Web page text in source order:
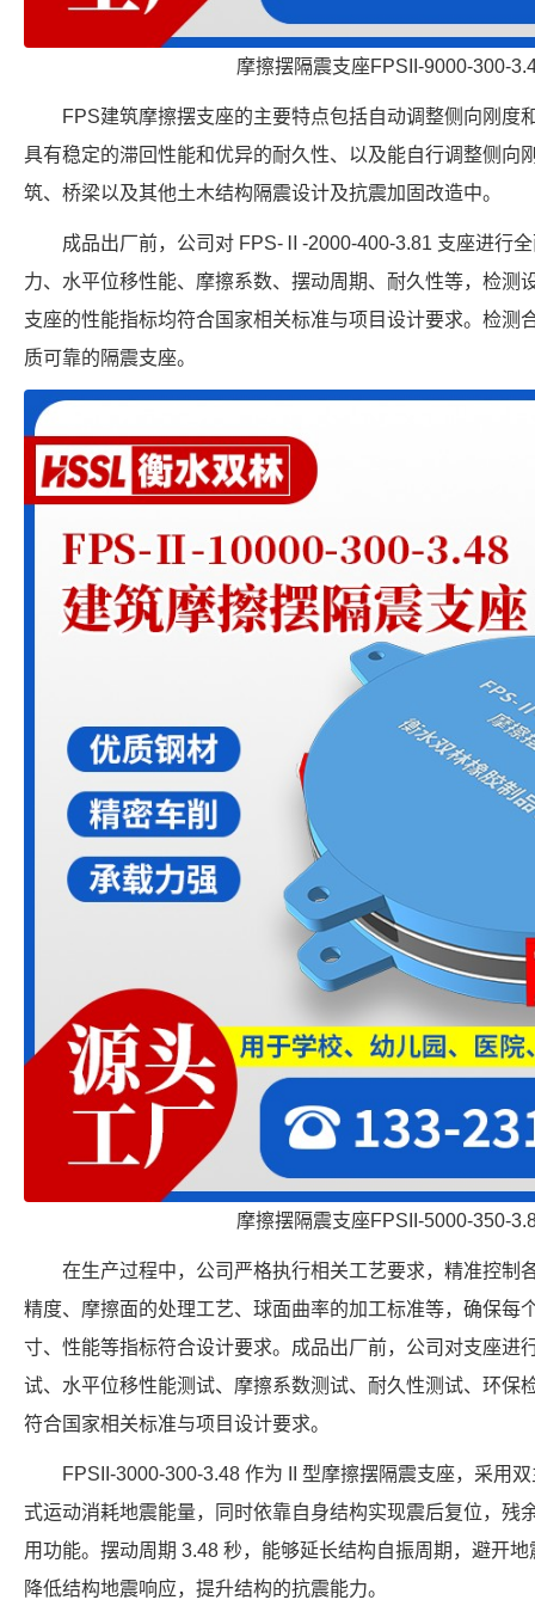
摩擦摆隔震支座FPSII-9000-300-
FPS建筑摩擦摆支座的主要特点包括自动调整侧向刚度
具有稳定的滞回性能和优异的耐久性、以及能自行调整侧向
筑、桥梁以及其他土木结构隔震设计及抗震加固改造中。
成品出厂前，公司对 FPS-Ⅱ-2000-400-3.81 支座进行
力、水平位移性能、摩擦系数、摆动周期、耐久性等，检测
支座的性能指标均符合国家相关标准与项目设计要求。检测
质可靠的隔震支座。
摩擦摆隔震支座FPSII-5000-350-
在生产过程中，公司严格执行相关工艺要求，精准控制
精度、摩擦面的处理工艺、球面曲率的加工标准等，确保每
寸、性能等指标符合设计要求。成品出厂前，公司对支座进
试、水平位移性能测试、摩擦系数测试、耐久性测试、环保
符合国家相关标准与项目设计要求。
FPSII-3000-300-3.48 作为 II 型摩擦摆隔震支座，采用
式运动消耗地震能量，同时依靠自身结构实现震后复位，残
用功能。摆动周期 3.48 秒，能够延长结构自振周期，避开
降低结构地震响应，提升结构的抗震能力。